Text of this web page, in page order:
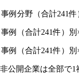
例分野（合計
例（合計241件
例（合計241件）
公開企業は全部で